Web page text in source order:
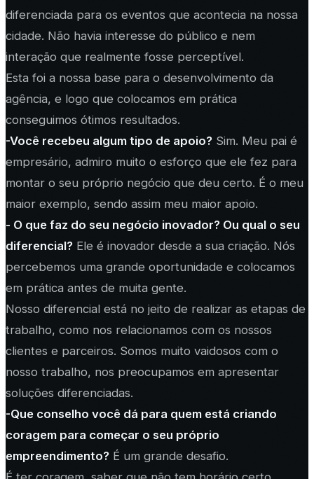
diferenciada para os eventos que acontecia na nossa
cidade. Não havia interesse do público e nem
interação que realmente fosse perceptível.
Esta foi a nossa base para o desenvolvimento da
agência, e logo que colocamos em prática
conseguimos ótimos resultados.
-Você recebeu algum tipo de apoio? Sim. Meu pai é
empresário, admiro muito o esforço que ele fez para
montar o seu próprio negócio que deu certo. É o meu
maior exemplo, sendo assim meu maior apoio.
- O que faz do seu negócio inovador? Ou qual o seu
diferencial? Ele é inovador desde a sua criação. Nós
percebemos uma grande oportunidade e colocamos
em prática antes de muita gente.
Nosso diferencial está no jeito de realizar as etapas de
trabalho, como nos relacionamos com os nossos
clientes e parceiros. Somos muito vaidosos com o
nosso trabalho, nos preocupamos em apresentar
soluções diferenciadas.
-Que conselho você dá para quem está criando
coragem para começar o seu próprio
empreendimento? É um grande desafio.